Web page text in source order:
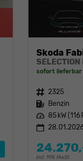
Skoda
sofort lieferbar
Fahrzeugnr. 2325
Kraftstoff Benzin
Leistung 85 kW (116
incl. 19% MwSt.